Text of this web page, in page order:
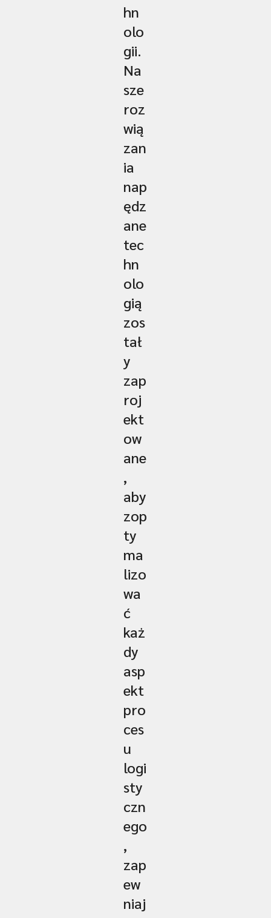
hn
olo
gii.
Na
sze
roz
wią
zan
ia
nap
ędz
ane
tec
hn
olo
gią
zos
tał
y
zap
roj
ekt
ow
ane
,
aby
zop
ty
ma
lizo
wa
ć
każ
dy
asp
ekt
pro
ces
u
logi
sty
czn
ego
,
zap
ew
niaj